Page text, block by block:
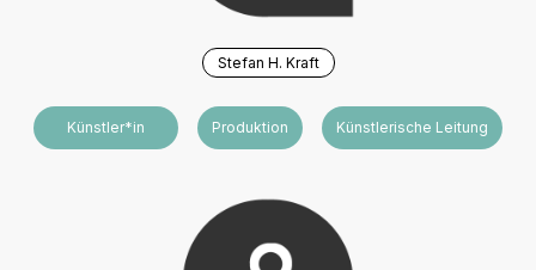
Stefan H. Kraft
Künstler*in Produktion Künstlerische Leitung